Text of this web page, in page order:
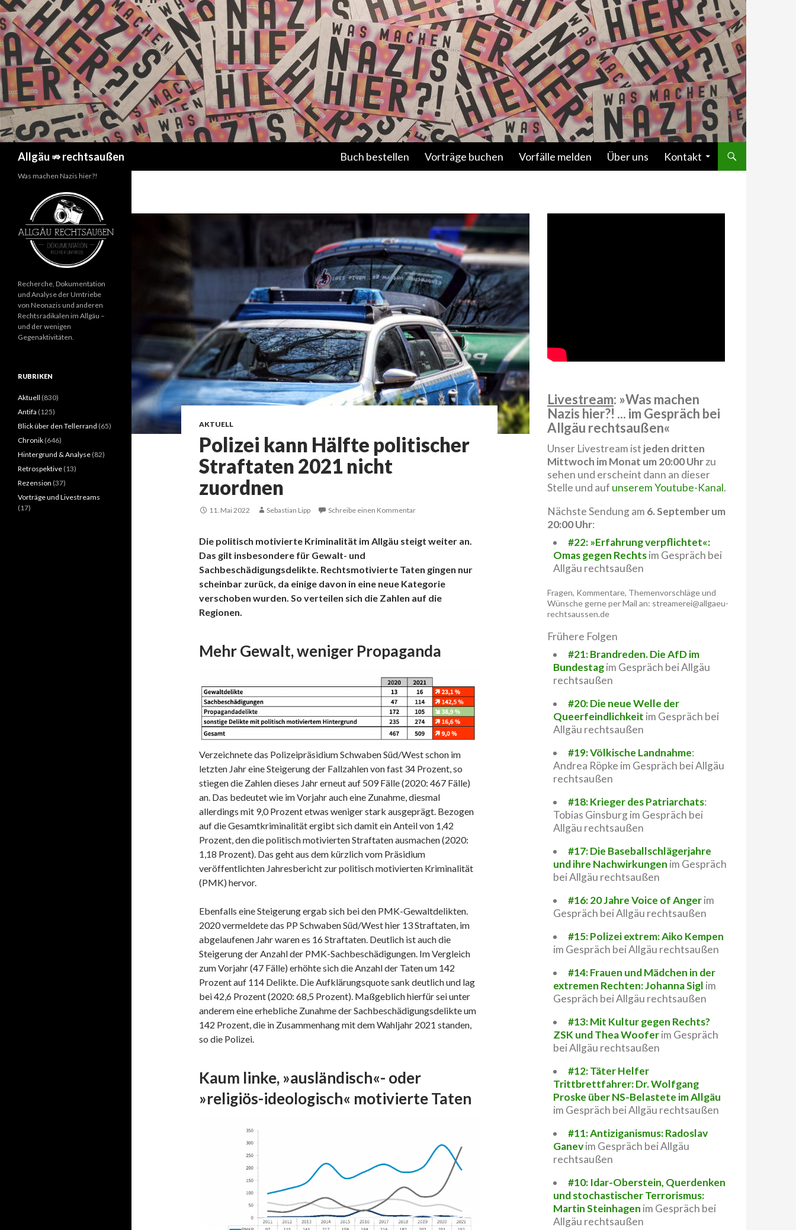
Allgäu ⇏ rechtsaußen Buch bestellen Vorträge buchen Vorfälle melden Über uns Kontakt
AKTUELL
Polizei kann Hälfte politischer
Straftaten 2021 nicht
zuordnen
11. Mai 2022 Sebastian Lipp Schreibe einen Kommentar
Die politisch motivierte Kriminalität im Allgäu steigt weiter an.
Das gilt insbesondere für Gewalt- und
Sachbeschädigungsdelikte. Rechtsmotivierte Taten gingen nur
scheinbar zurück, da einige davon in eine neue Kategorie
verschoben wurden. So verteilen sich die Zahlen auf die
Regionen.
Mehr Gewalt, weniger Propaganda
Verzeichnete das Polizeipräsidium Schwaben Süd/West schon im
letzten Jahr eine Steigerung der Fallzahlen von fast 34 Prozent, so
stiegen die Zahlen dieses Jahr erneut auf 509 Fälle (2020: 467 Fälle)
an. Das bedeutet wie im Vorjahr auch eine Zunahme, diesmal
allerdings mit 9,0 Prozent etwas weniger stark ausgeprägt. Bezogen
auf die Gesamtkriminalität ergibt sich damit ein Anteil von 1,42
Prozent, den die politisch motivierten Straftaten ausmachen (2020:
1,18 Prozent). Das geht aus dem kürzlich vom Präsidium
veröffentlichten Jahresbericht zur politisch motivierten Kriminalität
(PMK) hervor.
Ebenfalls eine Steigerung ergab sich bei den PMK-Gewaltdelikten.
2020 vermeldete das PP Schwaben Süd/West hier 13 Straftaten, im
abgelaufenen Jahr waren es 16 Straftaten. Deutlich ist auch die
Steigerung der Anzahl der PMK-Sachbeschädigungen. Im Vergleich
zum Vorjahr (47 Fälle) erhöhte sich die Anzahl der Taten um 142
Prozent auf 114 Delikte. Die Aufklärungsquote sank deutlich und lag
bei 42,6 Prozent (2020: 68,5 Prozent). Maßgeblich hierfür sei unter
anderem eine erhebliche Zunahme der Sachbeschädigungsdelikte um
142 Prozent, die in Zusammenhang mit dem Wahljahr 2021 standen,
so die Polizei.
Kaum linke, »ausländisch«- oder
»religiös-ideologisch« motivierte Taten
Livestream: »Was machen
Nazis hier?! ... im Gespräch bei
Allgäu rechtsaußen«
Unser Livestream ist jeden dritten
Mittwoch im Monat um 20:00 Uhrzu
sehen und erscheint dann an dieser
Stelle und auf unserem Youtube-Kanal.
Nächste Sendung am 6. September um
20:00 Uhr:
#22: »Erfahrung verpflichtet«:
Omas gegen Rechtsim Gespräch bei
Allgäu rechtsaußen
Fragen, Kommentare, Themenvorschläge und
Wünsche gerne per Mail an: streamerei@allgaeu-
rechtsaussen.de
Frühere Folgen
#21: Brandreden. Die AfD im
Bundestagim Gespräch bei Allgäu
rechtsaußen
#20: Die neue Welle der
Queerfeindlichkeit im Gespräch bei
Allgäu rechtsaußen
#19: Völkische Landnahme:
Andrea Röpke im Gespräch bei Allgäu
rechtsaußen
#18: Krieger des Patriarchats:
Tobias Ginsburg im Gespräch bei
Allgäu rechtsaußen
#17: Die Baseballschlägerjahre
und ihre Nachwirkungen im Gespräch
bei Allgäu rechtsaußen
#16: 20 Jahre Voice of Angerim
Gespräch bei Allgäu rechtsaußen
#15: Polizei extrem: Aiko Kempen
im Gespräch bei Allgäu rechtsaußen
#14: Frauen und Mädchen in der
extremen Rechten: Johanna Sigl im
Gespräch bei Allgäu rechtsaußen
#13: Mit Kultur gegen Rechts?
ZSK und Thea Wooferim Gespräch
bei Allgäu rechtsaußen
#12: Täter Helfer
Trittbrettfahrer: Dr. Wolfgang
Proske über NS-Belastete im Allgäu
im Gespräch bei Allgäu rechtsaußen
#11: Antiziganismus: Radoslav
Ganevim Gespräch bei Allgäu
rechtsaußen
#10: Idar-Oberstein, Querdenken
und stochastischer Terrorismus:
Martin Steinhagen im Gespräch bei
Allgäu rechtsaußen
Was machen Nazis hier?!
Recherche, Dokumentation
und Analyse der Umtriebe
von Neonazis und anderen
Rechtsradikalen im Allgäu –
und der wenigen
Gegenaktivitäten.
RUBRIKEN
Aktuell (830)
Antifa (125)
Blick über den Tellerrand (65)
Chronik (646)
Hintergrund & Analyse (82)
Retrospektive (13)
Rezension (37)
Vorträge und Livestreams
(17)